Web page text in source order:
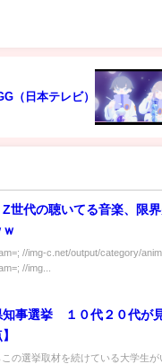
（日本テレビ）
Z世代の聴いてる音楽、限
//img-c.net/output/category/
//img...
知事選挙 １０代２０代が
の選挙取材を続けている大学生が